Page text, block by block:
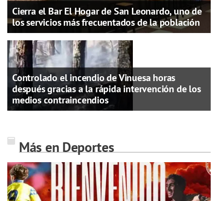
Cierra el Bar El Hogar de San Leonardo, uno de
los servicios más frecuentados de la población
Controlado el incendio de Vinuesa horas
después gracias a la rápida intervención de los
medios contraincendios
Más en Deportes